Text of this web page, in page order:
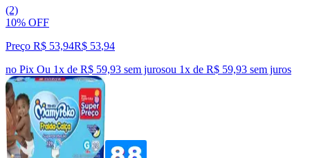
(2)
10% OFF
Preço R$ 53,94R$ 53,94
no Pix Ou 1x de R$ 59,93 sem jurosou 1x de R$ 59,93 sem juros